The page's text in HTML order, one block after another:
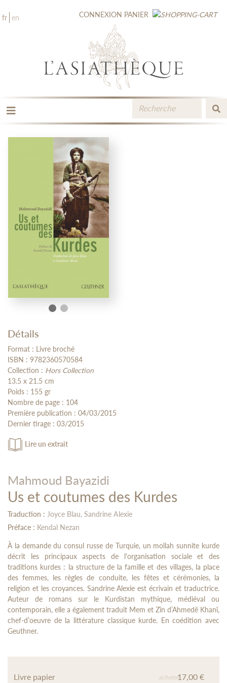
fr en CONNEXION PANIER
LES ÉDITIONS
LA LIBRAIRIE
NOUVEAUTÉS / À PARAÎTRE
ESPACE PRO LIBRAIRES
Détails
Format : Livre broché
ISBN : 9782360570584
Collection : Hors Collection
13.5 x 21.5 cm
Poids : 155 gr
Nombre de page : 104
Première publication : 04/03/2015
Dernier tirage : 03/2015
Lire un extrait
Mahmoud Bayazidi
Us et coutumes des Kurdes
Traduction : Joyce Blau, Sandrine Alexie
Préface : Kendal Nezan
À la demande du consul russe de Turquie, un mollah sunnite kurde
décrit les principaux aspects de l'organisation sociale et des
traditions kurdes : la structure de la famille et des villages, la place
des femmes, les règles de conduite, les fêtes et cérémonies, la
religion et les croyances. Sandrine Alexie est écrivain et traductrice.
Auteur de romans sur le Kurdistan mythique, médiéval ou
contemporain, elle a également traduit Mem et Zîn d’Ahmedê Khanî,
chef-d’oeuvre de la littérature classique kurde. En coédition avec
Geuthner.
Livre papier acheter17,00 €